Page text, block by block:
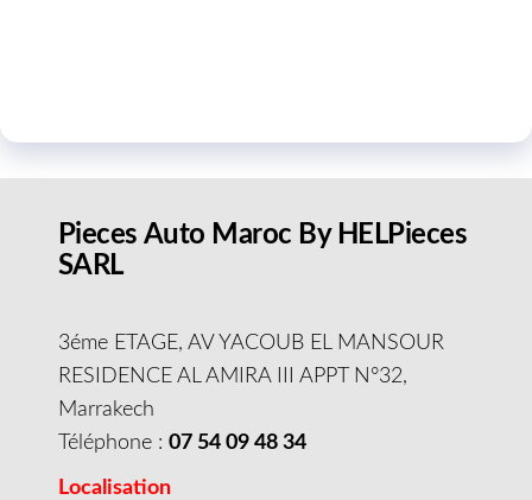
Pieces Auto Maroc By HELPieces
SARL
3éme ETAGE, AV YACOUB EL MANSOUR
RESIDENCE AL AMIRA III APPT N°32,
Marrakech
Téléphone : 07 54 09 48 34
Localisation